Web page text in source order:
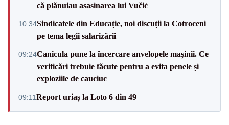
că plănuiau asasinarea lui Vučić
10:34Sindicatele din Educație, noi discuții la Cotroceni
pe tema legii salarizării
09:24Canicula pune la încercare anvelopele mașinii. Ce
verificări trebuie făcute pentru a evita penele și
exploziile de cauciuc
09:11Report uriaș la Loto 6 din 49